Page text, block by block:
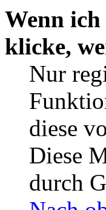
Wenn
klicke,
Nur
diese
Diese
durch